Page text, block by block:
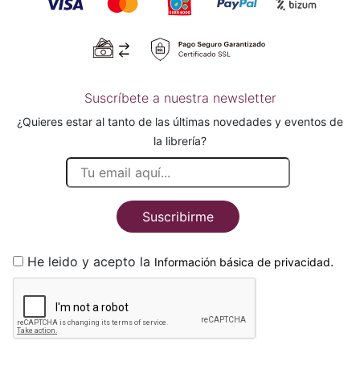
Suscríbete a nuestra newsletter
¿Quieres estar al tanto de las últimas novedades y eventos de
la librería?
Suscribirme
He leido y acepto la Información básica de privacidad.